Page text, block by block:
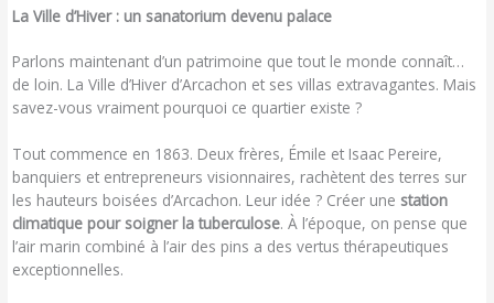
La Ville d’Hiver : un sanatorium devenu palace
Parlons maintenant d’un patrimoine que tout le monde connaît…
de loin. La Ville d’Hiver d’Arcachon et ses villas extravagantes. Mais
savez-vous vraiment pourquoi ce quartier existe ?
Tout commence en 1863. Deux frères, Émile et Isaac Pereire,
banquiers et entrepreneurs visionnaires, rachètent des terres sur
les hauteurs boisées d’Arcachon. Leur idée ? Créer une station
climatique pour soigner la tuberculose. À l’époque, on pense que
l’air marin combiné à l’air des pins a des vertus thérapeutiques
exceptionnelles.